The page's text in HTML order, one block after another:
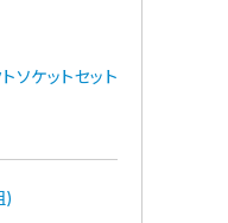
ソケットセット
)